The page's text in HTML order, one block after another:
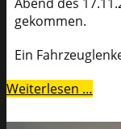
gekommen.
Ein
Weiterlesen …